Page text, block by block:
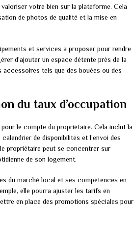
votre bien sur la plateforme. Cela
de photos de qualité et la mise en
et services à proposer pour rendre
d’ajouter un espace détente près de la
tels que des bouées ou des
du taux d’occupation
le compte du propriétaire. Cela inclut la
de disponibilités et l’envoi des
propriétaire peut se concentrer sur
de son logement.
du marché local et ses compétences en
elle pourra ajuster les tarifs en
en place des promotions spéciales pour